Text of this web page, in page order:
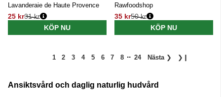
Lavanderaie de Haute Provence
25 kr
Ordinarie pris:
31 kr
KÖP NU
Rawfoodshop
35 kr
Ordinarie pris:
50 kr
KÖP NU
1 2 3 4 5 6 7 8 .. 24 Nästa ❯ ❯❙
Ansiktsvård och daglig naturlig hudvård